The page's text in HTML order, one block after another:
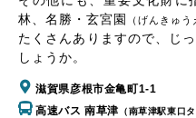
林、名勝・玄宮園
（げんきゅう
たくさんありますので、じ
しょうか。
滋賀県彦根市金亀町1-1
高速バス 南草津 （南草津駅東口